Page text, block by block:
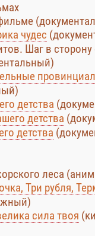
чудес
Шаг в
детства
детства
детства
леса
Три рубля,
сила твоя